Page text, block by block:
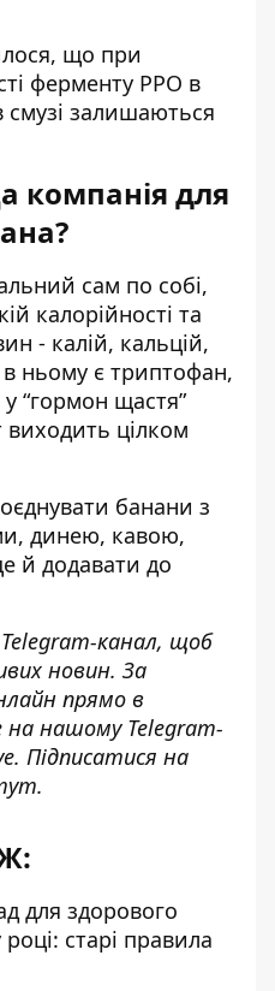
що при
ферменту РРО в
залишаються
компанія для
сам по собі,
калорійності та
- калій, кальцій,
ньому є триптофан,
“гормон щастя”
виходить цілком
банани з
динею, кавою,
й додавати до
Telegram-канал, щоб
новин. За
прямо в
на нашому Telegram-
. Підписатися на
для здорового
старі правила